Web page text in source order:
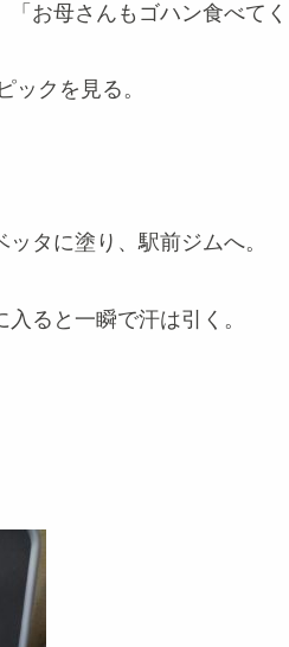
お母さんもゴハン食べてく
ックを見る。
タに塗り、駅前ジムへ。
ると一瞬で汗は引く。